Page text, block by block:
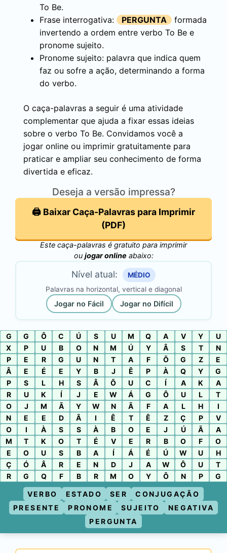
To Be.
Frase interrogativa:
PERGUNTA
formada
invertendo a ordem entre verbo To Be e
pronome sujeito.
Pronome sujeito: palavra que indica quem
faz ou sofre a ação, determinando a forma
do verbo.
O caça-palavras a seguir é uma atividade
complementar que ajuda a fixar essas ideias
sobre o verbo To Be. Convidamos você a
jogar online ou imprimir gratuitamente para
praticar e ampliar seu conhecimento de forma
divertida e eficaz.
Deseja a versão impressa?
🖨️ Baixar Caça-Palavras para Imprimir
(PDF)
Este caça-palavras é gratuito para imprimir
ou jogar online abaixo:
Nível atual:
MÉDIO
Palavras na horizontal, vertical e diagonal
Jogar no Fácil Jogar no Difícil
G G Ô C Ú S U M Q A V Y
U
X
P U B O N M Ú Y Â S T
N
P
E R G U N T A F Õ G Z
E
Â
E É E Y B J Ê P À Q Y
G
P
S L H S Â Õ U C Í A K
A
R
U K Í J E W Á G Ô U L
T
O
J M Ã Y W N Ã F A L H
I
N
E E D Ã I Ê T Ê Z Ç P
V
O
I À S S À B O E J Ú Ã
A
M
T K O T É V E R B O F
O
E
O U S B A Í Á É Ú W U
H
Ç
Ó Â R E N D J A W Ô U
T
R
G Q F B R M O Y Ô N P G
VERBO ESTADO SER
CONJUGAÇÃO
PRESENTE
PRONOME SUJEITO
NEGATIVA
PERGUNTA